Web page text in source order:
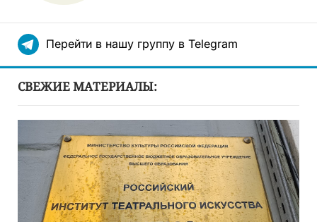
Перейти в нашу группу в Telegram
СВЕЖИЕ МАТЕРИАЛЫ: